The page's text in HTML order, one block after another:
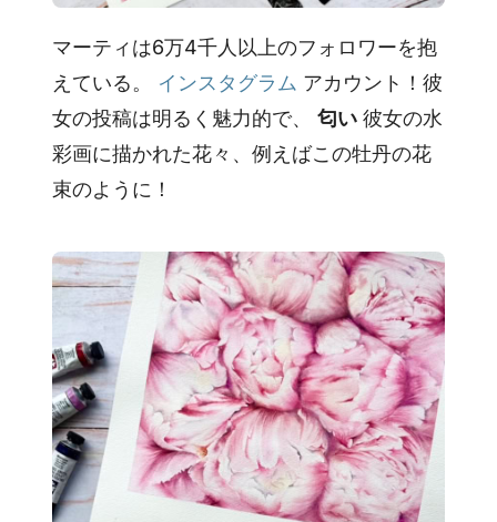
マーティは6万4千人以上のフォロワーを抱
えている。 インスタグラム アカウント！彼
女の投稿は明るく魅力的で、匂い 彼女の水
彩画に描かれた花々、例えばこの牡丹の花
束のように！